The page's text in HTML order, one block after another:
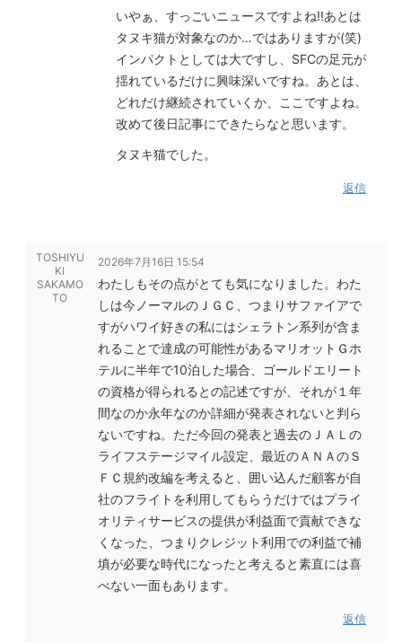
いやぁ、すっごいニュースですよね!!あとは
タヌキ猫が対象なのか…ではありますが(笑)
インパクトとしては大ですし、SFCの足元が
揺れているだけに興味深いですね。あとは、
どれだけ継続されていくか、ここですよね。
改めて後日記事にできたらなと思います。
タヌキ猫でした。
返信
TOSHIYU
KI
SAKAMO
TO
2026年7月16日 15:54
わたしもその点がとても気になりました。わた
しは今ノーマルのＪＧＣ、つまりサファイアで
すがハワイ好きの私にはシェラトン系列が含ま
れることで達成の可能性があるマリオットＧホ
テルに半年で10泊した場合、ゴールドエリート
の資格が得られるとの記述ですが、それが１年
間なのか永年なのか詳細が発表されないと判ら
ないですね。ただ今回の発表と過去のＪＡＬの
ライフステージマイル設定、最近のＡＮＡのＳ
ＦＣ規約改編を考えると、囲い込んだ顧客が自
社のフライトを利用してもらうだけではプライ
オリティサービスの提供が利益面で貢献できな
くなった、つまりクレジット利用での利益で補
填が必要な時代になったと考えると素直には喜
べない一面もあります。
返信